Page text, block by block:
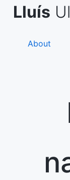
SkipLluís
About